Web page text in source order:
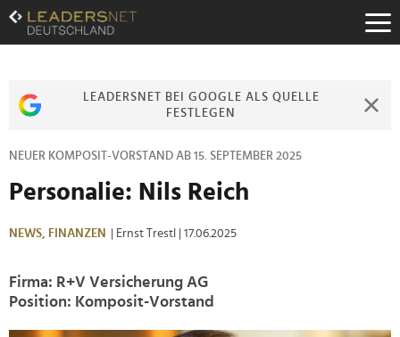
Zum
Inhalt
Zur
Zur
LEADERSNET BEI GOOGLE ALS QUELLE
FESTLEGEN
NEUER KOMPOSIT-VORSTAND AB 15. SEPTEMBER 2025
Personalie: Nils Reich
NEWS, FINANZEN | Ernst Trestl | 17.06.2025
Firma: R+V Versicherung AG
Position: Komposit-Vorstand